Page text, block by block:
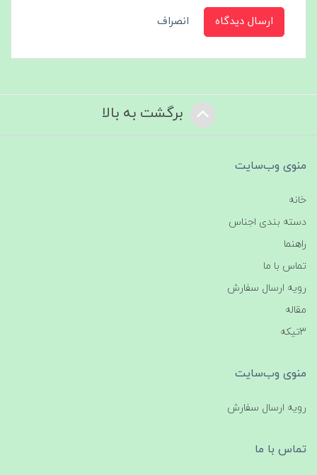
ارسال دیدگاه انصراف
برگشت به بالا
منوی وب‌سایت
خانه
دسته بندی اجناس
راهنما
تماس با ما
رویه ارسال سفارش
مقاله
3تیکه
منوی وب‌سایت
رویه ارسال سفارش
تماس با ما